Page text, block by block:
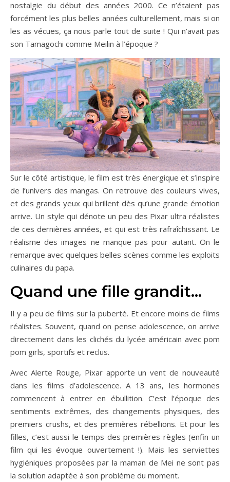
nostalgie du début des années 2000. Ce n’étaient pas
forcément les plus belles années culturellement, mais si on
les as vécues, ça nous parle tout de suite ! Qui n’avait pas
son Tamagochi comme Meilin à l’époque ?
Sur le côté artistique, le film est très énergique et s’inspire
de l’univers des mangas. On retrouve des couleurs vives,
et des grands yeux qui brillent dès qu’une grande émotion
arrive. Un style qui dénote un peu des Pixar ultra réalistes
de ces dernières années, et qui est très rafraîchissant. Le
réalisme des images ne manque pas pour autant. On le
remarque avec quelques belles scènes comme les exploits
culinaires du papa.
Quand une fille grandit…
Il y a peu de films sur la puberté. Et encore moins de films
réalistes. Souvent, quand on pense adolescence, on arrive
directement dans les clichés du lycée américain avec pom
pom girls, sportifs et reclus.
Avec Alerte Rouge, Pixar apporte un vent de nouveauté
dans les films d’adolescence. A 13 ans, les hormones
commencent à entrer en ébullition. C’est l’époque des
sentiments extrêmes, des changements physiques, des
premiers crushs, et des premières rébellions. Et pour les
filles, c’est aussi le temps des premières règles (enfin un
film qui les évoque ouvertement !). Mais les serviettes
hygiéniques proposées par la maman de Mei ne sont pas
la solution adaptée à son problème du moment.